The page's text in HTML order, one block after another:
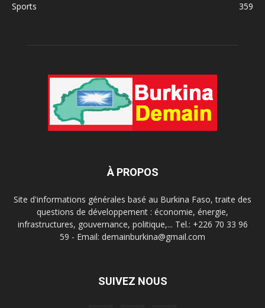
Sports
359
À PROPOS
Site d'informations générales basé au Burkina Faso, traite des
questions de développement : économie, énergie,
infrastructures, gouvernance, politique,... Tel.: +226 70 33 96
59 - Email: demainburkina@gmail.com
SUIVEZ NOUS